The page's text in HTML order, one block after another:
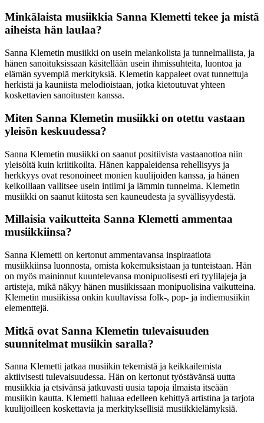
Minkälaista musiikkia Sanna Klemetti tekee ja mistä
aiheista hän laulaa?
Sanna Klemetin musiikki on usein melankolista ja tunnelmallista, ja
hänen sanoituksissaan käsitellään usein ihmissuhteita, luontoa ja
elämän syvempiä merkityksiä. Klemetin kappaleet ovat tunnettuja
herkistä ja kauniista melodioistaan, jotka kietoutuvat yhteen
koskettavien sanoitusten kanssa.
Miten Sanna Klemetin musiikki on otettu vastaan
yleisön keskuudessa?
Sanna Klemetin musiikki on saanut positiivista vastaanottoa niin
yleisöltä kuin kriitikoilta. Hänen kappaleidensa rehellisyys ja
herkkyys ovat resonoineet monien kuulijoiden kanssa, ja hänen
keikoillaan vallitsee usein intiimi ja lämmin tunnelma. Klemetin
musiikki on saanut kiitosta sen kauneudesta ja syvällisyydestä.
Millaisia vaikutteita Sanna Klemetti ammentaa
musiikkiinsa?
Sanna Klemetti on kertonut ammentavansa inspiraatiota
musiikkiinsa luonnosta, omista kokemuksistaan ja tunteistaan. Hän
on myös maininnut kuuntelevansa monipuolisesti eri tyylilajeja ja
artisteja, mikä näkyy hänen musiikissaan monipuolisina vaikutteina.
Klemetin musiikissa onkin kuultavissa folk-, pop- ja indiemusiikin
elementtejä.
Mitkä ovat Sanna Klemetin tulevaisuuden
suunnitelmat musiikin saralla?
Sanna Klemetti jatkaa musiikin tekemistä ja keikkailemista
aktiivisesti tulevaisuudessa. Hän on kertonut työstävänsä uutta
musiikkia ja etsivänsä jatkuvasti uusia tapoja ilmaista itseään
musiikin kautta. Klemetti haluaa edelleen kehittyä artistina ja tarjota
kuulijoilleen koskettavia ja merkityksellisiä musiikkielämyksiä.